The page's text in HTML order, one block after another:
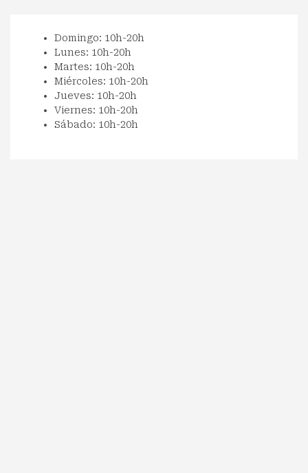
Domingo: 10h-20h
Lunes: 10h-20h
Martes: 10h-20h
Miércoles: 10h-20h
Jueves: 10h-20h
Viernes: 10h-20h
Sábado: 10h-20h